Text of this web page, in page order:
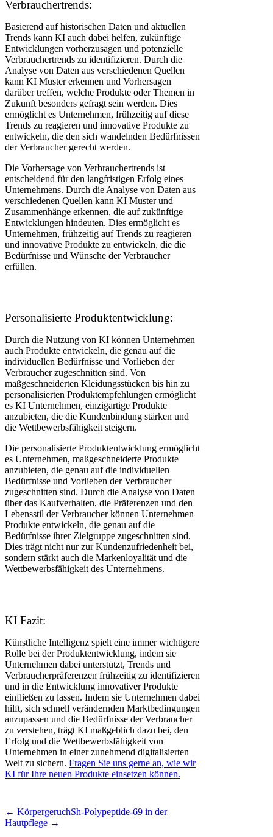
Verbrauchertrends:
Basierend auf historischen Daten und aktuellen
Trends kann KI auch dabei helfen, zukünftige
Entwicklungen vorherzusagen und potenzielle
Verbrauchertrends zu identifizieren. Durch die
Analyse von Daten aus verschiedenen Quellen
kann KI Muster erkennen und Vorhersagen
darüber treffen, welche Produkte oder Themen in
Zukunft besonders gefragt sein werden. Dies
ermöglicht es Unternehmen, frühzeitig auf diese
Trends zu reagieren und innovative Produkte zu
entwickeln, die den sich wandelnden Bedürfnissen
der Verbraucher gerecht werden.
Die Vorhersage von Verbrauchertrends ist
entscheidend für den langfristigen Erfolg eines
Unternehmens. Durch die Analyse von Daten aus
verschiedenen Quellen kann KI Muster und
Zusammenhänge erkennen, die auf zukünftige
Entwicklungen hindeuten. Dies ermöglicht es
Unternehmen, frühzeitig auf Trends zu reagieren
und innovative Produkte zu entwickeln, die die
Bedürfnisse und Wünsche der Verbraucher
erfüllen.
Personalisierte Produktentwicklung:
Durch die Nutzung von KI können Unternehmen
auch Produkte entwickeln, die genau auf die
individuellen Bedürfnisse und Vorlieben der
Verbraucher zugeschnitten sind. Von
maßgeschneiderten Kleidungsstücken bis hin zu
personalisierten Produktempfehlungen ermöglicht
es KI Unternehmen, einzigartige Produkte
anzubieten, die die Kundenbindung stärken und
die Wettbewerbsfähigkeit steigern.
Die personalisierte Produktentwicklung ermöglicht
es Unternehmen, maßgeschneiderte Produkte
anzubieten, die genau auf die individuellen
Bedürfnisse und Vorlieben der Verbraucher
zugeschnitten sind. Durch die Analyse von Daten
über das Kaufverhalten, die Präferenzen und den
Lebensstil der Verbraucher können Unternehmen
Produkte entwickeln, die genau auf die
Bedürfnisse ihrer Zielgruppe zugeschnitten sind.
Dies trägt nicht nur zur Kundenzufriedenheit bei,
sondern stärkt auch die Markenloyalität und die
Wettbewerbsfähigkeit des Unternehmens.
KI Fazit:
Künstliche Intelligenz spielt eine immer wichtigere
Rolle bei der Produktentwicklung, indem sie
Unternehmen dabei unterstützt, Trends und
Verbraucherpräferenzen frühzeitig zu identifizieren
und in die Entwicklung innovativer Produkte
einfließen zu lassen. Indem sie Unternehmen dabei
hilft, sich schnell verändernden Marktbedingungen
anzupassen und die Bedürfnisse der Verbraucher
zu verstehen, trägt KI maßgeblich dazu bei, den
Erfolg und die Wettbewerbsfähigkeit von
Unternehmen in einer zunehmend digitalisierten
Welt zu sichern. Fragen Sie uns gerne an, wie wir
KI für Ihre neuen Produkte einsetzen können.
← KörpergeruchSh-Polypeptide-69 in der
Hautpflege →